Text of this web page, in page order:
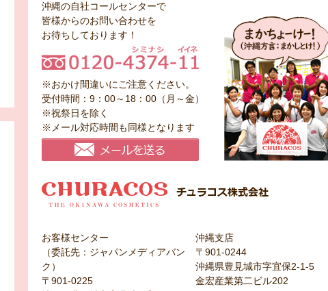
沖縄の自社コールセンターで
皆様からのお問い合わせを
お待ちしております！
※おかけ間違いにご注意ください。
受付時間：9：00～18：00（月～金）
※祝祭日を除く
※メール対応時間も同様となります
お客様センター
（委託先：ジャパンメディアバン
ク）
〒901-0225
沖縄支店
〒901-0244
沖縄県豊見城市字宜保2-1-5
金宏産業第二ビル202